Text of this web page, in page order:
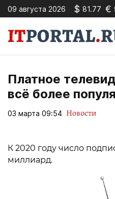
09 августа 2026 $ 81.77 €
Платное
всё более
03 марта 09:54 Новости
К 2020 году число
миллиард.